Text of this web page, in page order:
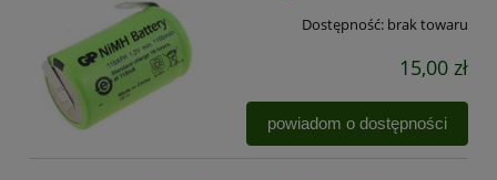
Dostępność: brak towaru
15,00 zł
powiadom o dostępności